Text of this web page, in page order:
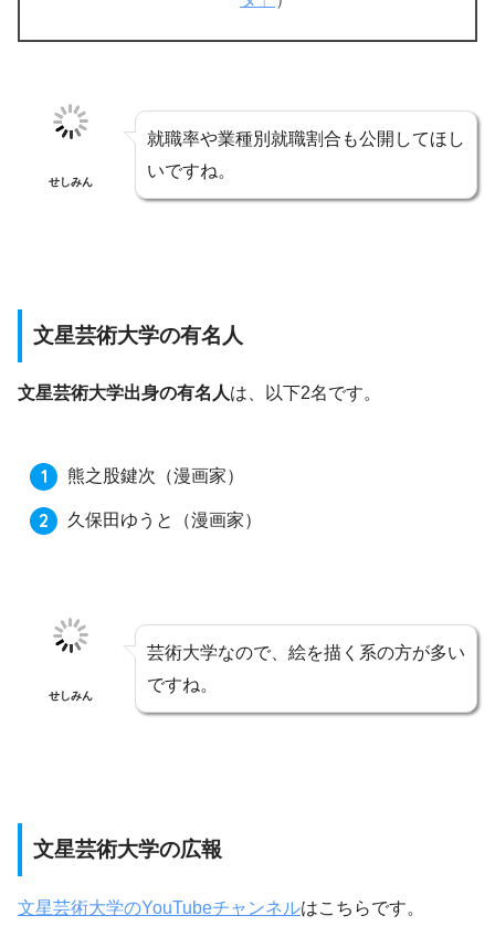
せしみん
就職率や業種別就職割合も公開してほし
いですね。
文星芸術大学の有名人
文星芸術大学出身の有名人は、以下2名です。
熊之股鍵次（漫画家）
久保田ゆうと（漫画家）
せしみん
芸術大学なので、絵を描く系の方が多い
ですね。
文星芸術大学の広報
文星芸術大学のYouTubeチャンネルはこちらです。